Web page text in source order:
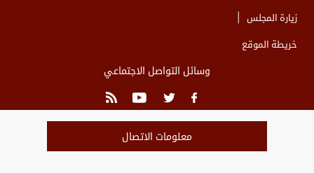
زيارة المجلس
خريطة الموقع
وسائل التواصل الاجتماعي
معلومات الاتصال